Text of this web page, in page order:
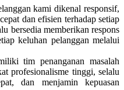
kami dikenal responsif,
dan efisien terhadap setiap
bersedia memberikan respons
keluhan pelanggan melalui
tim penanganan masalah
profesionalisme tinggi, selalu
dan menjamin kepuasan